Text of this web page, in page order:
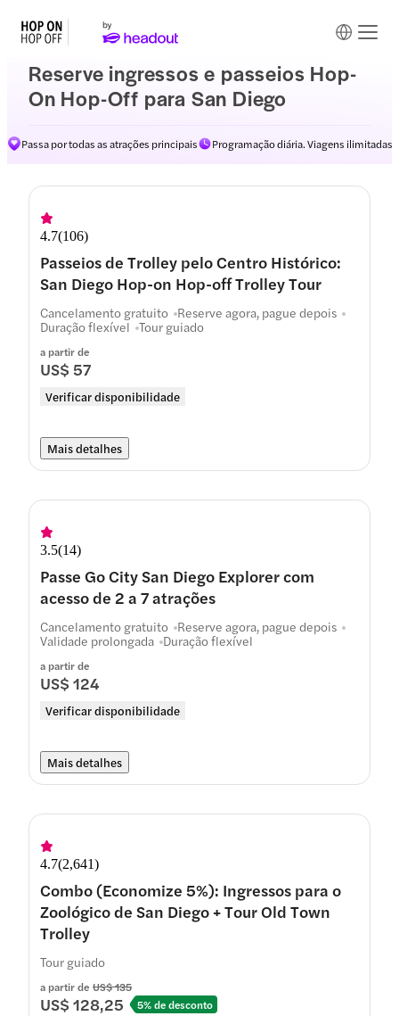
Reserve ingressos e passeios Hop-
On Hop-Off para San Diego
Passa por todas as atrações principais Programação diária. Viagens ilimitadas
4.7(106)
Passeios de Trolley pelo Centro Histórico:
San Diego Hop-on Hop-off Trolley Tour
a partir de
US$ 57
Verificar disponibilidade
Cancelamento gratuito Reserve agora, pague depois
Duração flexível Tour guiado
Mais detalhes
3.5(14)
Passe Go City San Diego Explorer com
acesso de 2 a 7 atrações
a partir de
US$ 124
Verificar disponibilidade
Cancelamento gratuito Reserve agora, pague depois
Validade prolongada Duração flexível
Mais detalhes
4.7(2,641)
Combo (Economize 5%): Ingressos para o
Zoológico de San Diego + Tour Old Town
Trolley
a partir de US$ 135
US$ 128,25 5% de desconto
Tour guiado